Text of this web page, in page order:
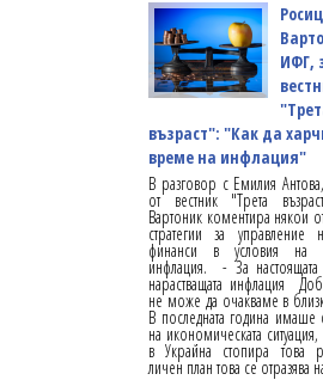
ИФГ,
възраст": "Как да
време на инфлация"
В разговор с Емилия
от вестник "Трета
Вартоник коментира някои
стратегии за управление
финанси в условия на
инфлация. - За настоящата
нарастващата инфлация
не може да очакваме в
В последната година имаше
на икономическата
в Украйна стопира това
личен план това се отразява